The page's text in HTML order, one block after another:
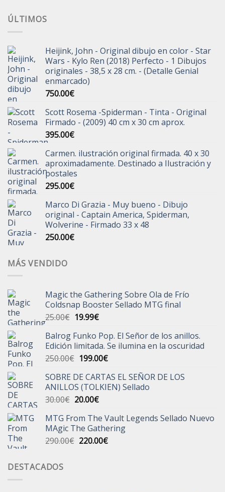
ÚLTIMOS
Heijink, John - Original dibujo en color - Star
Wars - Kylo Ren (2018) Perfecto - 1 Dibujos
originales - 38,5 x 28 cm. - (Detalle Genial
enmarcado)
750.00€
Scott Rosema -Spiderman - Tinta - Original
Firmado - (2009) 40 cm x 30 cm aprox.
395.00€
Carmen. ilustración original firmada. 40 x 30
aproximadamente. Destinado a Ilustración y
postales
295.00€
Marco Di Grazia - Muy bueno - Dibujo
original - Captain America, Spiderman,
Wolverine - Firmado 33 x 48
250.00€
MÁS VENDIDO
Magic the Gathering Sobre Ola de Frío
Coldsnap Booster Sellado MTG final
25.00€ El
original
era:
25.00€.
19.99€El
actual
es:
19.99€.
Balrog Funko Pop. El Señor de los anillos.
Edición limitada. Se ilumina en la oscuridad
250.00€ El
original
era:
250.00€.
199.00€El
actual
es:
SOBRE DE CARTAS EL SEÑOR DE LOS
ANILLOS (TOLKIEN) Sellado
30.00€ El
original
era:
30.00€.
20.00€El
actual
es:
20.00€.
MTG From The Vault Legends Sellado Nuevo
MAgic The Gathering
290.00€ El
220.00€El
DESTACADOS